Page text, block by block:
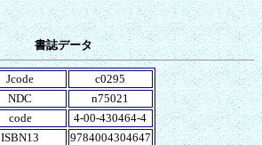
書誌データ
Jcode
c0295
NDC
n75021
code
4-00-430464-4
ISBN13
9784004304647